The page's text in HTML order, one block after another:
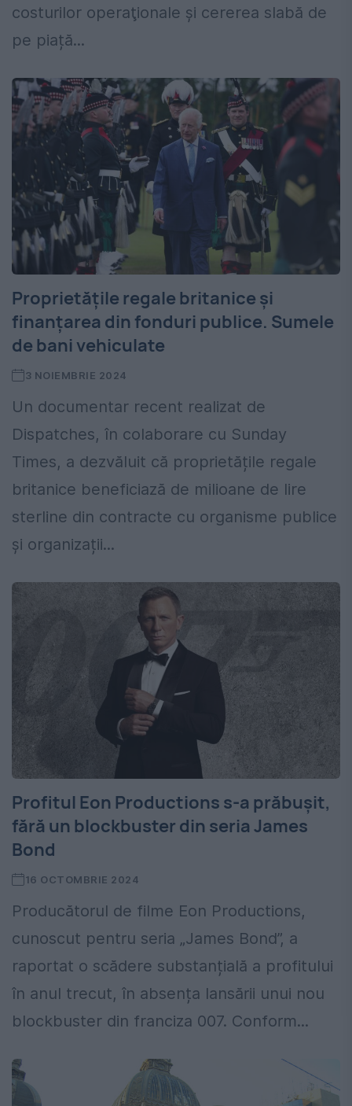
costurilor operaţionale şi cererea slabă de
pe piață...
Proprietățile regale britanice și
finanțarea din fonduri publice. Sumele
de bani vehiculate
3 NOIEMBRIE 2024
Un documentar recent realizat de
Dispatches, în colaborare cu Sunday
Times, a dezvăluit că proprietățile regale
britanice beneficiază de milioane de lire
sterline din contracte cu organisme publice
și organizații...
Profitul Eon Productions s-a prăbușit,
fără un blockbuster din seria James
Bond
16 OCTOMBRIE 2024
Producătorul de filme Eon Productions,
cunoscut pentru seria „James Bond”, a
raportat o scădere substanțială a profitului
în anul trecut, în absența lansării unui nou
blockbuster din franciza 007. Conform...